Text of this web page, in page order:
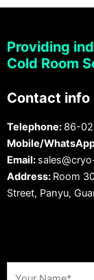
Providing
Cold Room
Contact info
Telephone: 86-
Mobile/
Email:
Address: Room
Street, Panyu,